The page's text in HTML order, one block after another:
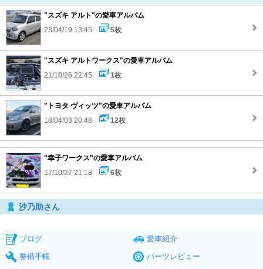
"スズキ アルト"の愛車アルバム
23/04/19 13:45
5枚
"スズキ アルトワークス"の愛車アルバム
21/10/26 22:45
1枚
"トヨタ ヴィッツ"の愛車アルバム
18/04/03 20:48
12枚
"幸子ワークス"の愛車アルバム
17/10/27 21:18
6枚
沙乃助さん
ブログ
愛車紹介
整備手帳
パーツレビュー